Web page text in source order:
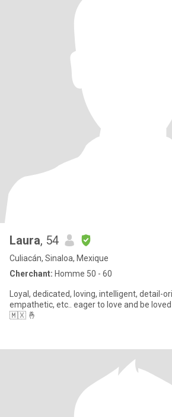
Laura, 54
Culiacán, Sinaloa, Mexique
Cherchant: Homme 50 - 60
Loyal, dedicated, loving, intelligent, detail-
empathetic, etc.. eager to love and be
🇲🇽 🤞